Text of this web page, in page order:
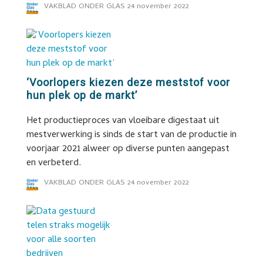
VAKBLAD ONDER GLAS 24 november 2022
‘Voorlopers kiezen deze meststof voor
hun plek op de markt’
Het productieproces van vloeibare digestaat uit
mestverwerking is sinds de start van de productie in
voorjaar 2021 alweer op diverse punten aangepast
en verbeterd.
VAKBLAD ONDER GLAS 24 november 2022